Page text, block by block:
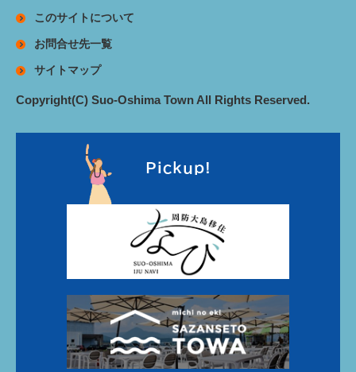
このサイトについて
お問合せ先一覧
サイトマップ
Copyright(C) Suo-Oshima Town All Rights Reserved.